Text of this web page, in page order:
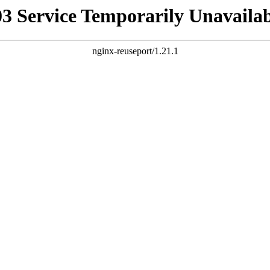
Service Temporarily
nginx-reuseport/1.21.1